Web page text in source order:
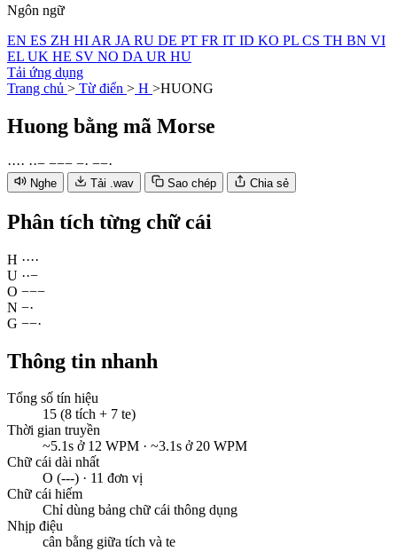
Ngôn ngữ
EN ES ZH HI AR JA RU DE PT FR IT ID KO PL CS TH BN VI
EL UK HE SV NO DA UR HU
Tải ứng dụng
Trang chủ > Từ điển > H >HUONG
Huong bằng mã Morse
···· ··− −−− −· −−·
Nghe Tải .wav Sao chép Chia sẻ
Phân tích từng chữ cái
H ····
U ··−
O −−−
N −·
G −−·
Thông tin nhanh
Tổng số tín hiệu
15 (8 tích + 7 te)
Thời gian truyền
~5.1s ở 12 WPM · ~3.1s ở 20 WPM
Chữ cái dài nhất
O (---) · 11 đơn vị
Chữ cái hiếm
Chỉ dùng bảng chữ cái thông dụng
Nhịp điệu
cân bằng giữa tích và te